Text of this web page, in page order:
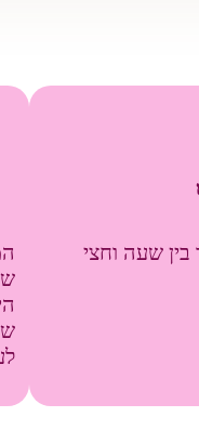
בין שעה וחצי